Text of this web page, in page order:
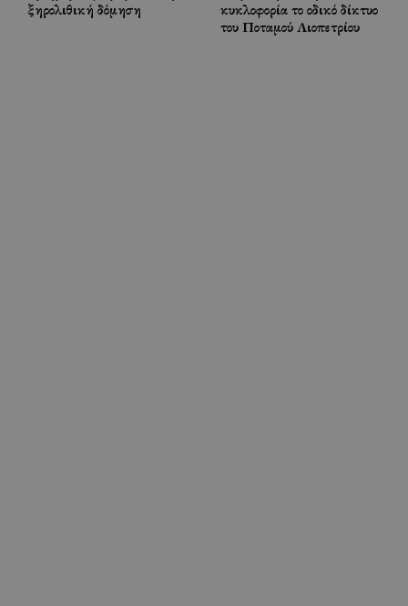
ξηρολιθική δόμηση
κυκλοφορία το οδικό δίκτυο
του Ποταμού Λιοπετρίου